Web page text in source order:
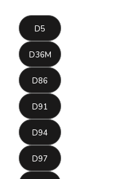
D5
D36M
D86
D91
D94
D97